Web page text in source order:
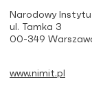
Narodowy
ul. Tamka 3
00-349
www.nimit.pl